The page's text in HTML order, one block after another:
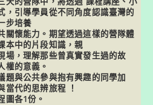
，引導學員從不同角度認識臺灣的
步培養
關懷能力。期望透過這樣的營隊體
本中的片段知識，親
場，理解那些曾真實發生過的故
權的意義。
題與公共參與抱有興趣的同學加
當代的思辨旅程 ！
圖各1份。